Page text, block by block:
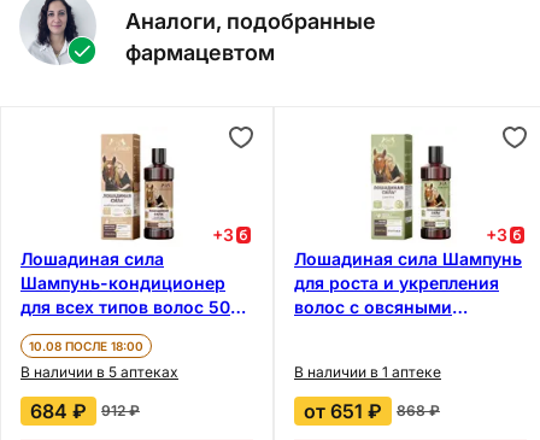
Аналоги, подобранные
фармацевтом
+3
Лошадиная сила
Шампунь-кондиционер
для всех типов волос 500
мл
10.08 ПОСЛЕ 18:00
В наличии в 5 аптеках
684 ₽ 912 ₽
+3
Лошадиная сила Шампунь
для роста и укрепления
волос с овсяными
В наличии в 1 аптеке
от 651 ₽ 868 ₽